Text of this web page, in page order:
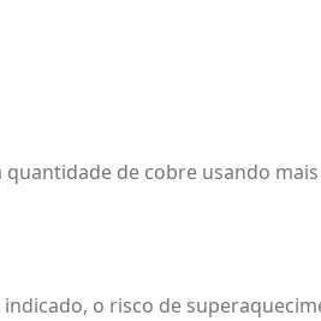
de cobre usando
o risco de